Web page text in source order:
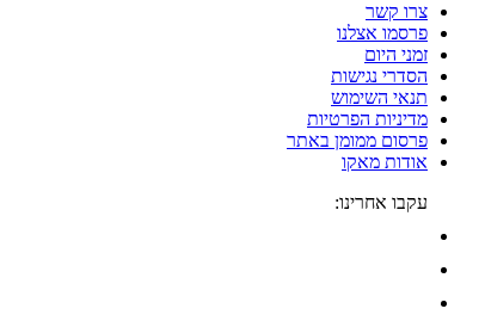
צרו קשר
פרסמו אצלנו
זמני היום
הסדרי נגישות
תנאי השימוש
מדיניות הפרטיות
פרסום ממומן באתר
אודות מאקו
עקבו אחרינו: